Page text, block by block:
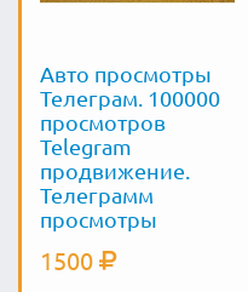
Авто просмотры
Телеграм. 100000
просмотров
Telegram
продвижение.
Телеграмм
просмотры
1500